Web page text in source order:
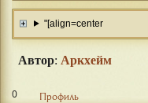
"[align=center
Автор: Аркхейм
0 Профиль